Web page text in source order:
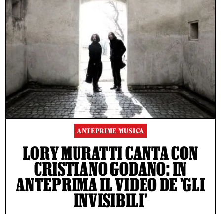
ANTEPRIME MUSICA
LORY MURATTI CANTA CON
CRISTIANO GODANO: IN
ANTEPRIMA IL VIDEO DE 'GLI
INVISIBILI'